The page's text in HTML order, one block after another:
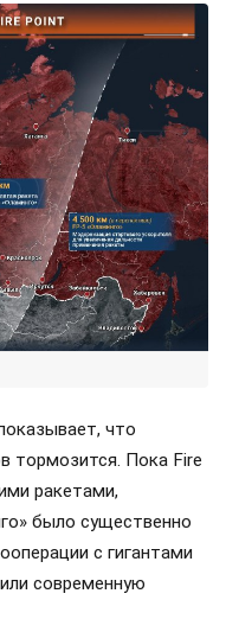
что
тормозится. Пока Fire
ракетами,
было существенно
с гигантами
современную